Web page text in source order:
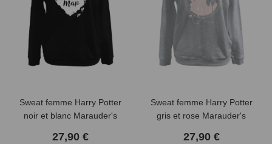
Sweat femme Harry Potter
noir et blanc Marauder's
27,90 €
Sweat femme Harry Potter
gris et rose Marauder's
27,90 €